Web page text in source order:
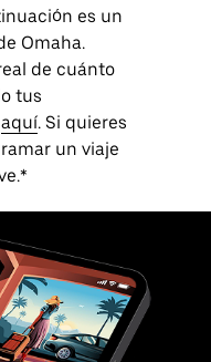
es un
Omaha.
de cuánto
tus
aquí. Si quieres
un viaje